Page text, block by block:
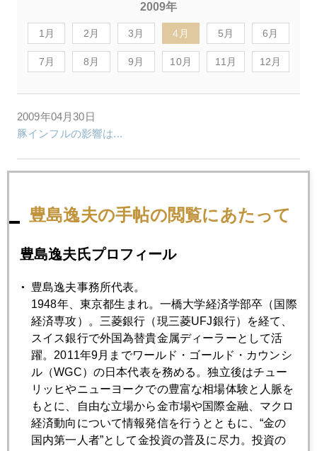
2009年
1月 2月 3月 4月 5月 6月
7月 8月 9月 10月 11月 12月
2009年04月30日
豚インフルの影響は...
2009年04月24日
中国の公的金保有量急増！
2009年04月23日
ミニバンはミニマージン
2009年04月22日
インドと南アの政情不安定
2009年04月21日
豊島逸夫の手帖の閲覧にあたって
豊島逸夫氏プロフィール
豊島逸夫事務所代表。
1948年、東京都生まれ。一橋大学経済学部卒（国際
経済専攻）。三菱銀行（現三菱UFJ銀行）を経て、
スイス銀行で外国為替貴金属ディーラーとして活
躍。2011年9月までワールド・ゴールド・カウンシ
ル（WGC）の日本代表を務める。独立後はチュー
リッヒやニューヨークでの豊富な相場体験と人脈を
もとに、自由な立場から金市場や国際金融、マクロ
経済動向について情報発信を行うとともに、“金の
国内第一人者”として金投資の普及に尽力。投資の